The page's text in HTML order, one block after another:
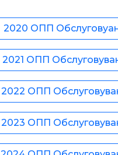
2020 ОПП
2021 ОПП
2022 ОПП
2023 ОПП